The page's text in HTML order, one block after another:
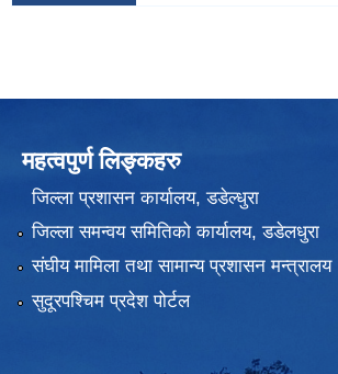
महत्वपुर्ण लिङ्कहरु
जिल्ला प्रशासन कार्यालय, डडेल्धुरा
जिल्ला समन्वय समितिको कार्यालय, डडेलधुरा
संघीय मामिला तथा सामान्य प्रशासन मन्त्रालय
सुदूरपश्चिम प्रदेश पोर्टल